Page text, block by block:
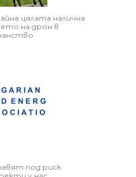
цялата налична
на дрон в
под риск